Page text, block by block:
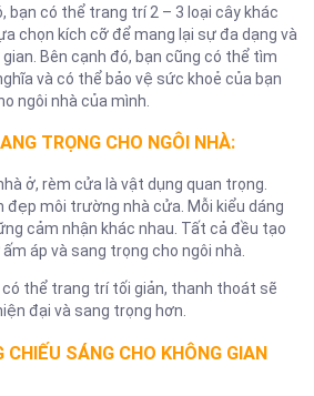
bạn có thể trang trí 2 – 3 loại cây khác
chọn kích cỡ để mang lại sự đa dạng và
Bên cạnh đó, bạn cũng có thể tìm
và có thể bảo vệ sức khoẻ của bạn
ngôi nhà của mình.
TRỌNG CHO NGÔI NHÀ:
ở, rèm cửa là vật dụng quan trọng.
đẹp môi trường nhà cửa. Mỗi kiểu dáng
cảm nhận khác nhau. Tất cả đều tạo
áp và sang trọng cho ngôi nhà.
thể trang trí tối giản, thanh thoát sẽ
đại và sang trọng hơn.
SÁNG CHO KHÔNG GIAN